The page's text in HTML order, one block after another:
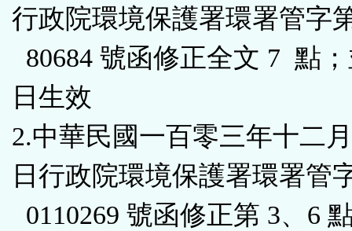
行政院環境保護署環署管字
80684 號函修正全文 7 點
日生效
2.中華民國一百零三年十二
日行政院環境保護署環署管
0110269 號函修正第 3、6